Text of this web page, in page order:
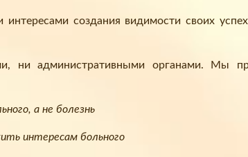
создания видимости своих
административными органами. Мы
а не болезнь
интересам больного